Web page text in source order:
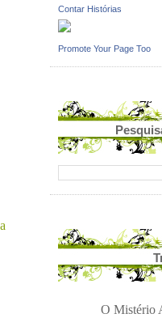
Contar Histórias
Promote Your Page Too
O Mistério